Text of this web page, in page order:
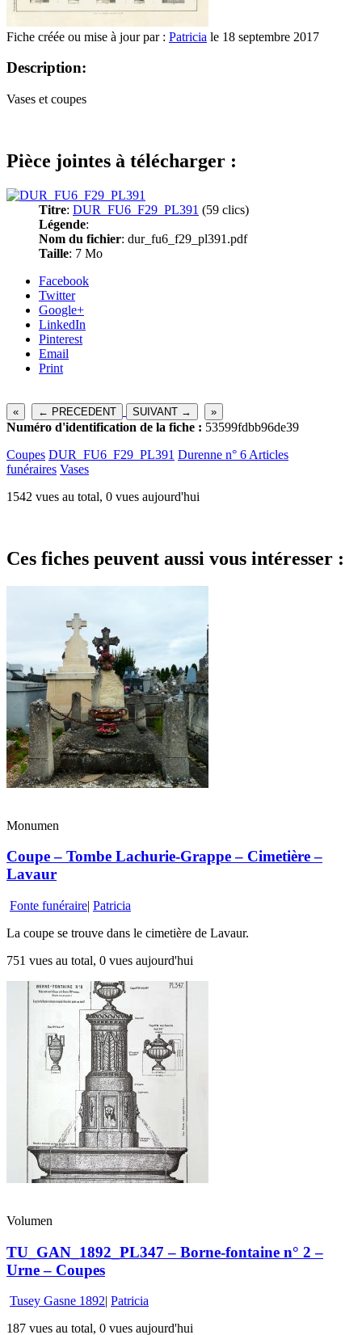
Fiche créée ou mise à jour par : Patricia le 18 septembre 2017
Description:
Vases et coupes
Pièce jointes à télécharger :
Titre: DUR_FU6_F29_PL391 (59 clics)
Légende:
Nom du fichier: dur_fu6_f29_pl391.pdf
Taille: 7 Mo
Facebook
Twitter
Google+
LinkedIn
Pinterest
Email
Print
« ← PRECEDENT SUIVANT → »
Numéro d'identification de la fiche : 53599fdbb96de39
Coupes DUR_FU6_F29_PL391 Durenne n° 6 Articles
funéraires Vases
1542 vues au total, 0 vues aujourd'hui
Ces fiches peuvent aussi vous intéresser :
Monumen
Coupe – Tombe Lachurie-Grappe – Cimetière –
Lavaur
Fonte funéraire| Patricia
La coupe se trouve dans le cimetière de Lavaur.
751 vues au total, 0 vues aujourd'hui
Volumen
TU_GAN_1892_PL347 – Borne-fontaine n° 2 –
Urne – Coupes
Tusey Gasne 1892 Patricia
187 vues au total, 0 vues aujourd'hui